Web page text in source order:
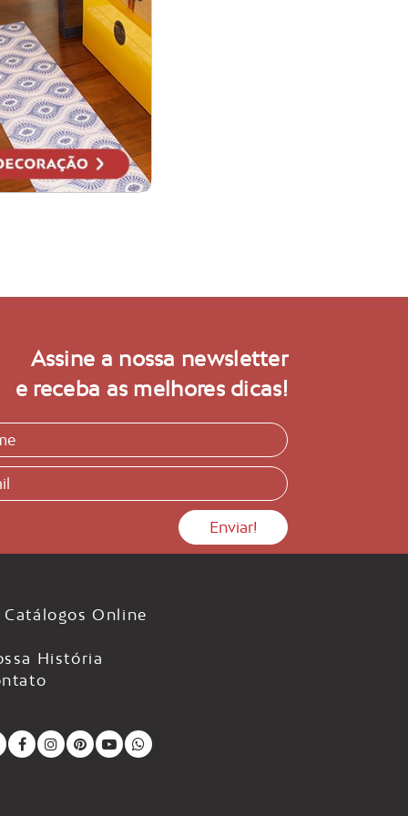
Assine a nossa newsletter
e receba as melhores dicas!
Catálogos Online
História